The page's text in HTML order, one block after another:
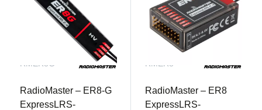
RMER8G
RadioMaster – ER8-G
ExpressLRS-
RMER8
RadioMaster – ER8
ExpressLRS-